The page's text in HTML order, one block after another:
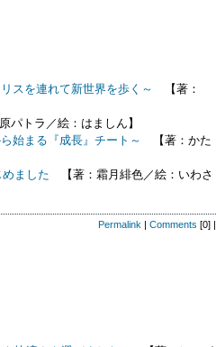
スを連れて新世界を歩く～
【著：
パトラ／絵：はましん】
始まる『成長』チート～
【著：かた
ました 【著：霜月緋色／絵：いわさ
Permalink | Comments [0] |